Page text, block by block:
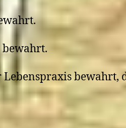
bewahrt.
Lebenspraxis bewahrt,